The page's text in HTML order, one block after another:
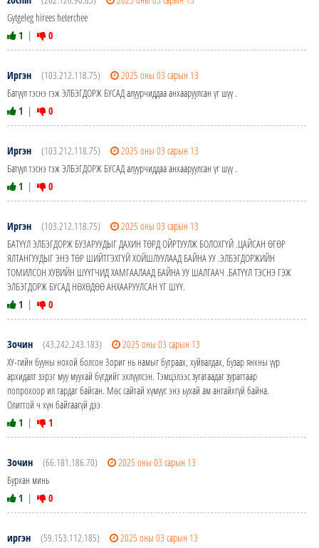
Gytgeleg hirees heterchee
1 | 0
Иргэн (103.212.118.75)
2025 оны 03 сарын 13
Батүүл тэснэ гэж ЭЛБЭГДОРЖ БУСАД алуурчиддаа анхааруулсан үг шүү .
1 | 0
Иргэн (103.212.118.75)
2025 оны 03 сарын 13
Батүүл тэснэ гэж ЭЛБЭГДОРЖ БУСАД алуурчиддаа анхааруулсан үг шүү .
1 | 0
Иргэн (103.212.118.75)
2025 оны 03 сарын 13
БАТҮҮЛ ЭЛБЭГДОРЖ БУЗАРУУДЫГ ДАХИН ТӨРД ОЙРТУУЛЖ БОЛОХГҮЙ .ЦАЙСАН ӨГӨР
ЯЛТАНГУУДЫГ ЭНЭ ТӨР ШИЙТГЭХГҮЙ ХОЙШЛУУЛААД БАЙНА УУ .ЭЛБЭГДОРЖИЙН
ТОМИЛСОН ХУВИЙН ШҮҮГЧИД ХАМГААЛААД БАЙНА УУ ШАЛГААЧ .БАТҮҮЛ ТЭСНЭ ГЭЖ
ЭЛБЭГДОРЖ БУСАД НӨХӨДӨӨ АНХААРУУЛСАН ҮГ ШҮҮ.
1 | 0
Зочин (43.242.243.183)
2025 оны 03 сарын 13
ХУ-гийн бууны нохой болсон Зориг нь намыг бутраах, хуйвалдах, бузар янхны үүр
архидалт зэрэг муу муухай бүгдийг эхлүүлсэн. Тэмцэлээс зугатаадаг зурагтаар
попрохоор ил гардаг байсан. Мөс сайтай хүмүүс энэ ьухай ам ангайхгүй байна.
Олигтой ч хүн байгаагүй дээ
1 | 1
Зочин (66.181.186.70)
2025 оны 03 сарын 13
Бурхан минь
1 | 0
иргэн (59.153.112.185)
2025 оны 03 сарын 13